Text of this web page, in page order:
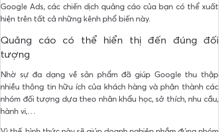
Google Ads, các chiến dịch quảng cáo của bạn có thể xuất
hiện trên tất cả những kênh phổ biến này.
Quảng cáo có thể hiển thị đến đúng đối
tượng
Nhờ sự đa dạng về sản phẩm đã giúp Google thu thập
nhiều thông tin hữu ích của khách hàng và phân thành các
nhóm đối tượng dựa theo nhân khẩu học, sở thích, nhu cầu,
hành vi,…